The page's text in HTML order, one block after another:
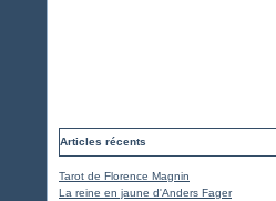
Articles récents
Tarot de Florence Magnin
La reine en jaune d'Anders Fager